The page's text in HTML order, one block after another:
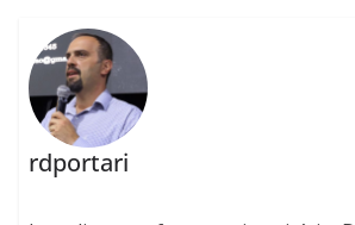
rdportari